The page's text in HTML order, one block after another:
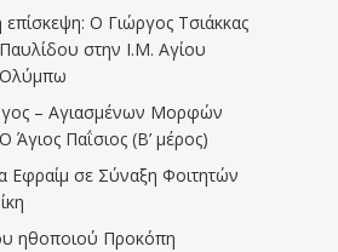
επίσκεψη: Ο Γιώργος Τσιάκκας
Παυλίδου στην Ι.Μ. Αγίου
Ολύμπω
– Αγιασμένων Μορφών
Άγιος Παΐσιος (Β’ μέρος)
Εφραίμ σε Σύναξη Φοιτητών
ηθοποιού Προκόπη